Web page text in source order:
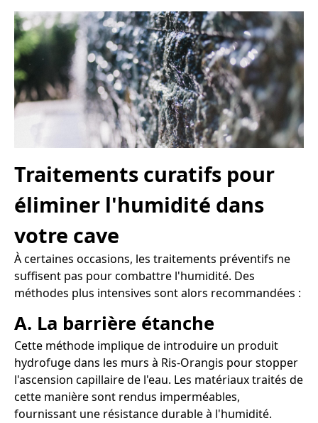
Traitements curatifs pour
éliminer l'humidité dans
votre cave
À certaines occasions, les traitements préventifs ne
suffisent pas pour combattre l'humidité. Des
méthodes plus intensives sont alors recommandées :
A. La barrière étanche
Cette méthode implique de introduire un produit
hydrofuge dans les murs à Ris-Orangis pour stopper
l'ascension capillaire de l'eau. Les matériaux traités de
cette manière sont rendus imperméables,
fournissant une résistance durable à l'humidité.